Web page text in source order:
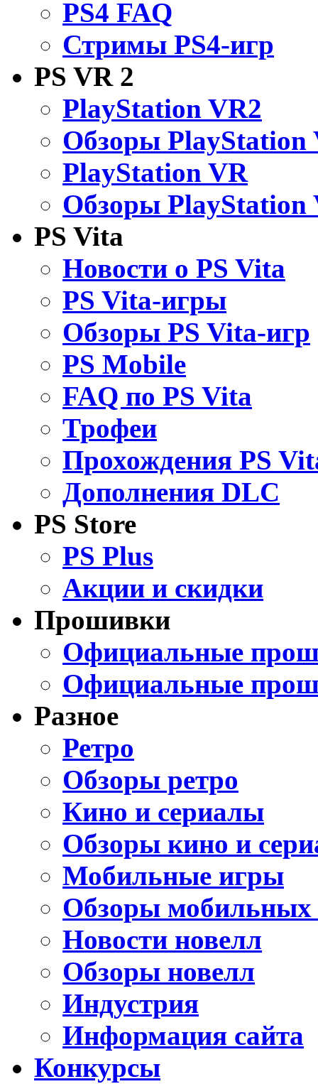
PS4 FAQ
Стримы PS4-игр
PS VR 2
PlayStation VR2
Обзоры PlayStation
PlayStation VR
Обзоры PlayStation
PS Vita
Новости о PS Vita
PS Vita-игры
Обзоры PS Vita-игр
PS Mobile
FAQ по PS Vita
Трофеи
Прохождения PS
Дополнения DLC
PS Store
PS Plus
Акции и скидки
Прошивки
Официальные
Официальные
Разное
Ретро
Обзоры ретро
Кино и сериалы
Обзоры кино и
Мобильные игры
Обзоры мобильных
Новости новелл
Обзоры новелл
Индустрия
Информация сайта
Конкурсы